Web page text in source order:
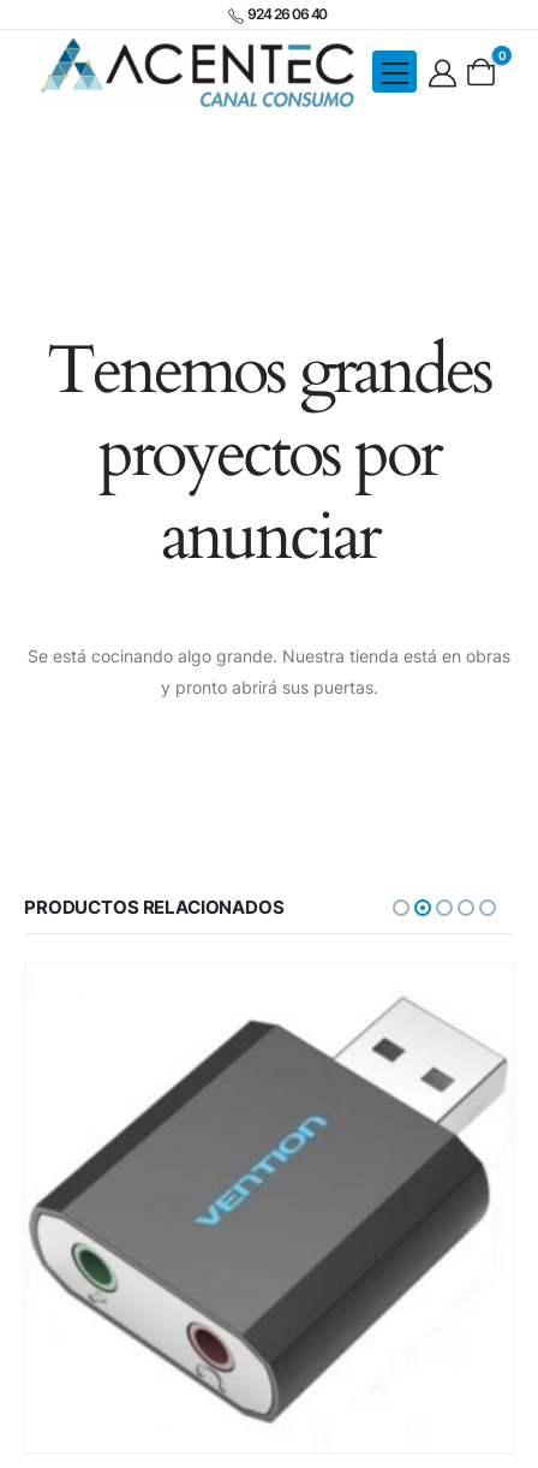
924 26 06 40
0
Tenemos grandes
proyectos por
anunciar
Se está cocinando algo grande. Nuestra tienda está en obras
y pronto abrirá sus puertas.
PRODUCTOS RELACIONADOS